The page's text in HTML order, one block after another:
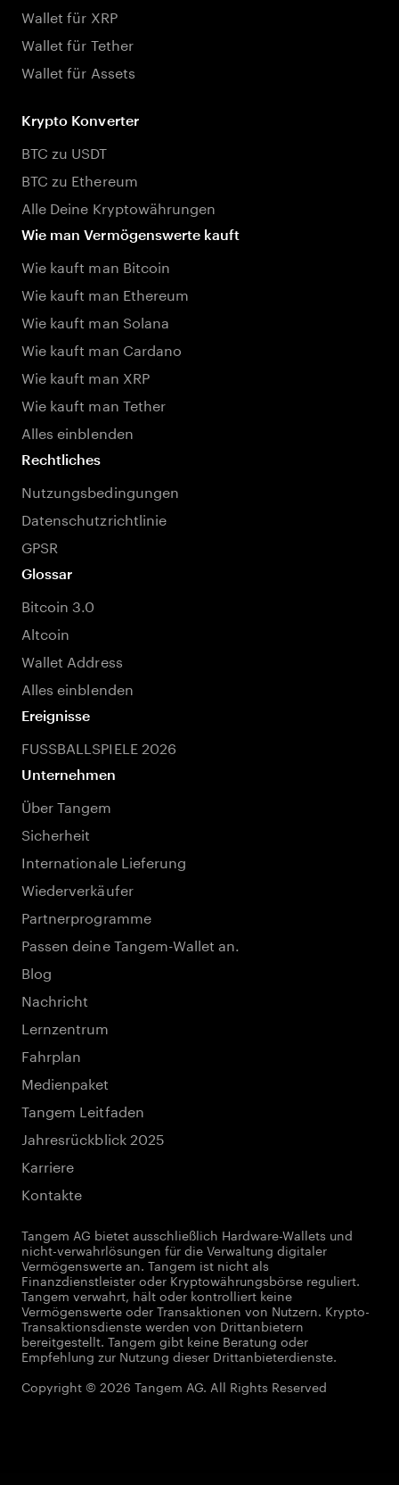
Wallet für XRP
Wallet für Tether
Wallet für Assets
Krypto Konverter
BTC zu USDT
BTC zu Ethereum
Alle Deine Kryptowährungen
Wie man Vermögenswerte kauft
Wie kauft man Bitcoin
Wie kauft man Ethereum
Wie kauft man Solana
Wie kauft man Cardano
Wie kauft man XRP
Wie kauft man Tether
Alles einblenden
Rechtliches
Nutzungsbedingungen
Datenschutzrichtlinie
GPSR
Glossar
Bitcoin 3.0
Altcoin
Wallet Address
Alles einblenden
Ereignisse
FUSSBALLSPIELE 2026
Unternehmen
Über Tangem
Sicherheit
Internationale Lieferung
Wiederverkäufer
Partnerprogramme
Passen deine Tangem-Wallet an.
Blog
Nachricht
Lernzentrum
Fahrplan
Medienpaket
Tangem Leitfaden
Jahresrückblick 2025
Karriere
Kontakte
Tangem AG bietet ausschließlich Hardware-Wallets und
nicht-verwahrlösungen für die Verwaltung digitaler
Vermögenswerte an. Tangem ist nicht als
Finanzdienstleister oder Kryptowährungsbörse reguliert.
Tangem verwahrt, hält oder kontrolliert keine
Vermögenswerte oder Transaktionen von Nutzern. Krypto-
Transaktionsdienste werden von Drittanbietern
bereitgestellt. Tangem gibt keine Beratung oder
Empfehlung zur Nutzung dieser Drittanbieterdienste.